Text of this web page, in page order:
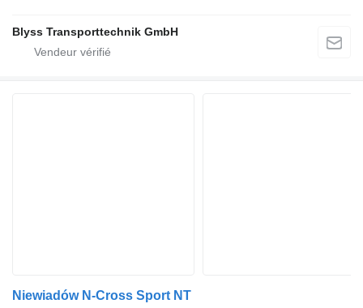
Blyss Transporttechnik GmbH
Niewiadów N-Cross Sport NT